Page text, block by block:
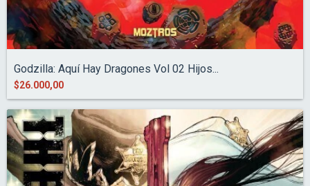
Godzilla: Aquí Hay Dragones Vol 02 Hijos...
$26.000,00